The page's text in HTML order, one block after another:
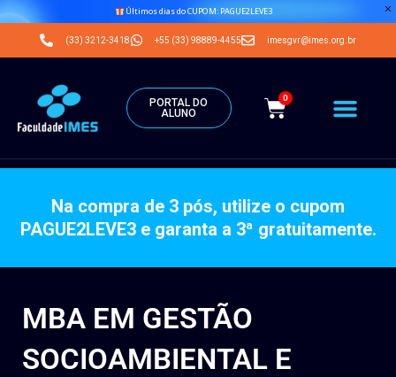
Últimos dias do CUPOM: PAGUE2LEVE3
(33) 3212-3418 +55 (33) 98889-4455 imesgvr@imes.org.br
PORTAL DO
ALUNO
0
Na compra de 3 pós, utilize o cupom
PAGUE2LEVE3 e garanta a 3ª gratuitamente.
MBA EM GESTÃO
SOCIOAMBIENTAL E